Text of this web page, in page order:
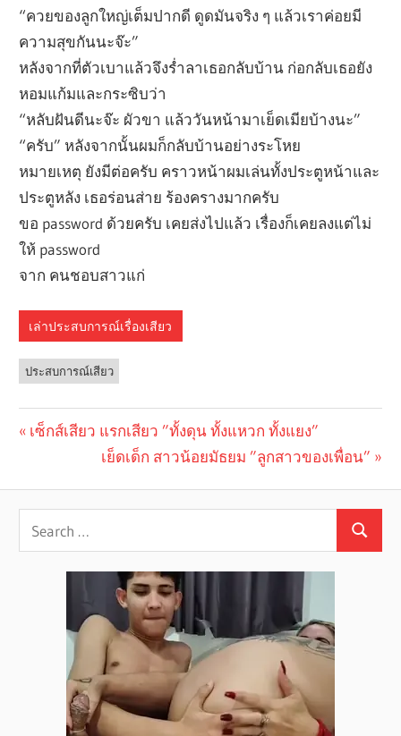
“ควยของลูกใหญ่เต็มปากดี ดูดมันจริง ๆ แล้วเราค่อยมี
ความสุขกันนะจ๊ะ”
หลังจากที่ตัวเบาแล้วจึงร่ำลาเธอกลับบ้าน ก่อกลับเธอยัง
หอมแก้มและกระซิบว่า
“หลับฝันดีนะจ๊ะ ผัวขา แล้ววันหน้ามาเย็ดเมียบ้างนะ”
“ครับ” หลังจากนั้นผมก็กลับบ้านอย่างระโหย
หมายเหตุ ยังมีต่อครับ คราวหน้าผมเล่นทั้งประตูหน้าและ
ประตูหลัง เธอร่อนส่าย ร้องครางมากครับ
ขอ password ด้วยครับ เคยส่งไปแล้ว เรื่องก็เคยลงแต่ไม่
ให้ password
จาก คนชอบสาวแก่
เล่าประสบการณ์เรื่องเสียว
ประสบการณ์เสียว
navigation
Previous
เซ็กส์เสียว แรกเสียว ”ทั้งดุน ทั้งแหวก ทั้งแยง”
Next
เย็ดเด็ก สาวน้อยมัธยม ”ลูกสาวของเพื่อน”